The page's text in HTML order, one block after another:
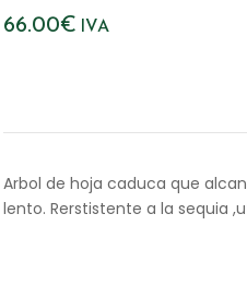
66.00€ IVA
Arbol de hoja caduca que
lento. Rerstistente a la sequia